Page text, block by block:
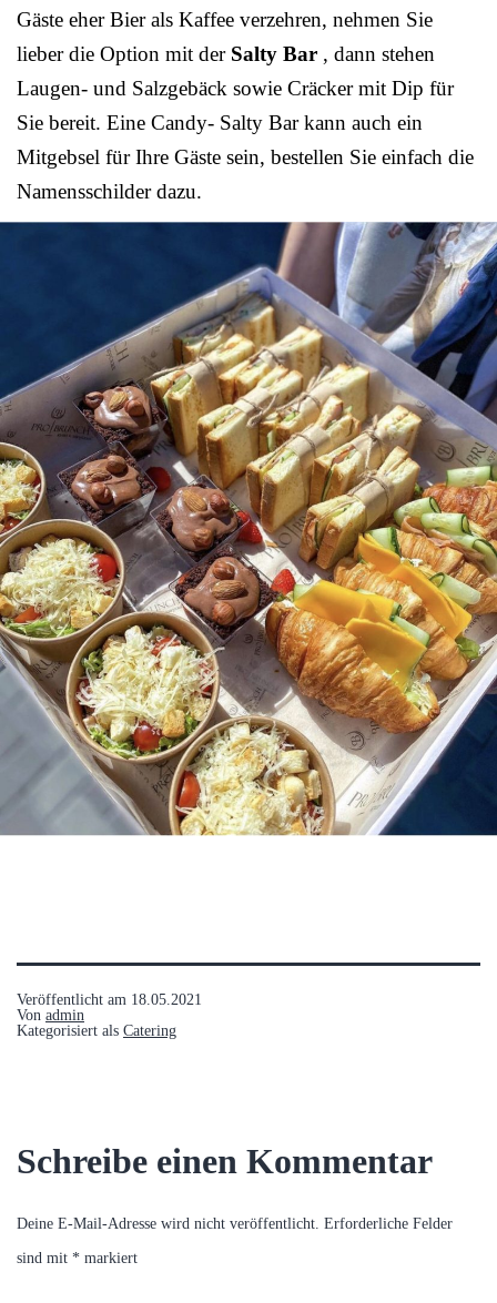
Gäste eher Bier als Kaffee verzehren, nehmen Sie
lieber die Option mit derSalty Bar , dann stehen
Laugen- und Salzgebäck sowie Cräcker mit Dip für
Sie bereit. Eine Candy- Salty Bar kann auch ein
Mitgebsel für Ihre Gäste sein, bestellen Sie einfach die
Namensschilder dazu.
Veröffentlicht am 18.05.2021
Von admin
Kategorisiert als Catering
Schreibe einen Kommentar
Deine E-Mail-Adresse wird nicht veröffentlicht. Erforderliche Felder
sind mit * markiert